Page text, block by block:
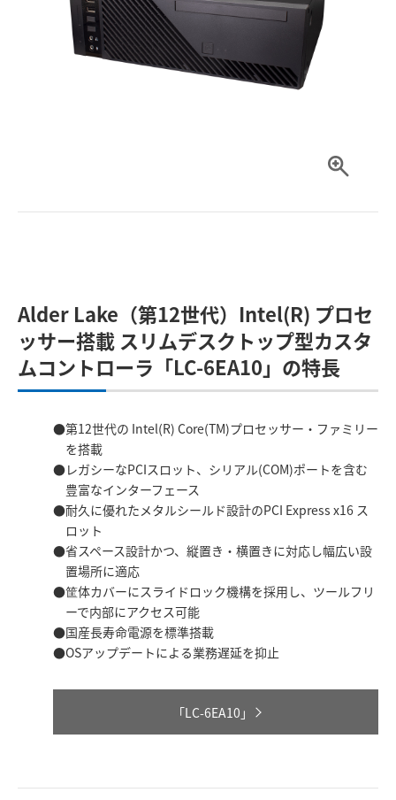
Alder Lake（第12世代）Intel(R) プロセ
ッサー搭載 スリムデスクトップ型カスタ
ムコントローラ「LC-6EA10」の特長
第12世代の Intel(R) Core(TM)プロセッサー・ファミリー
を搭載
レガシーなPCIスロット、シリアル(COM)ポートを含む
豊富なインターフェース
耐久に優れたメタルシールド設計のPCI Express x16 ス
ロット
省スペース設計かつ、縦置き・横置きに対応し幅広い設
置場所に適応
筐体カバーにスライドロック機構を採用し、ツールフリ
ーで内部にアクセス可能
国産長寿命電源を標準搭載
OSアップデートによる業務遅延を抑止
「LC-6EA10」